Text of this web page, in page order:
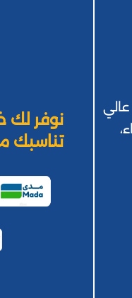
نوفر لك
تناسبك